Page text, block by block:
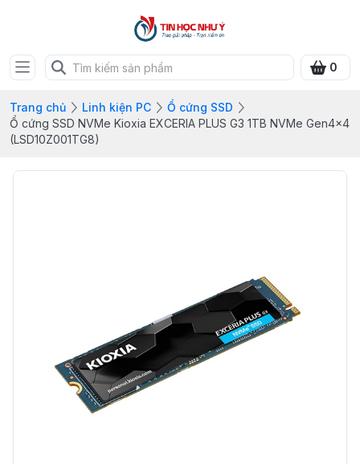
0
Trang chủ Linh kiện PC
Ổ cứng SSD
Ổ cứng SSD NVMe Kioxia EXCERIA PLUS G3 1TB NVMe Gen4x4
(LSD10Z001TG8)